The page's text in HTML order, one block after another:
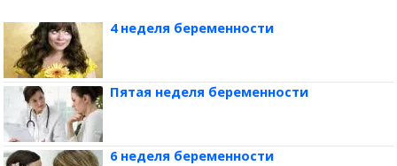
4 неделя беременности
Пятая неделя беременности
6 неделя беременности